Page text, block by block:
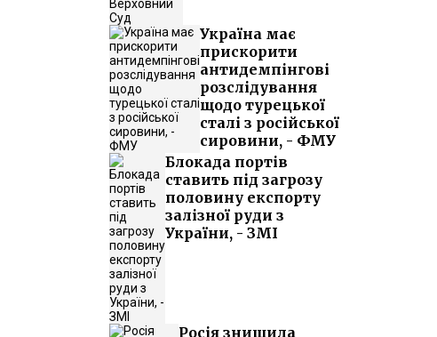
Україна має
прискорити
антидемпінгові
розслідування
щодо турецької
сталі з російської
сировини, - ФМУ
Блокада портів
ставить під загрозу
половину експорту
залізної руди з
України, - ЗМІ
Росія знищила